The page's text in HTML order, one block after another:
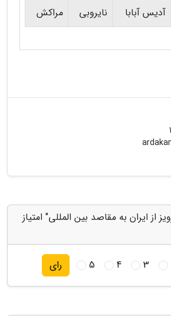
آدیس آبابا نایروبی مراکش
از ایران به مقاصد بین المللی" امتیاز
3
4
5 رای